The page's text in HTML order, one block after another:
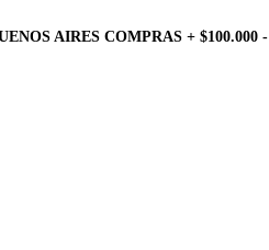
AIRES COMPRAS + $100.000 -